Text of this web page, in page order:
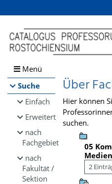
Browsen
direkt zum Inhalt
Menü
Suche
Einfach
Erweitert
nach
Fachgebiet
nach
Fakultät /
Sektion
Über
Hier können
suchen.
05
2